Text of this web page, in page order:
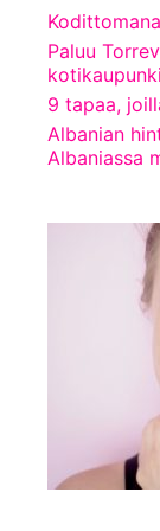
Paluu
9 tapaa,
Albanian
Albaniassa